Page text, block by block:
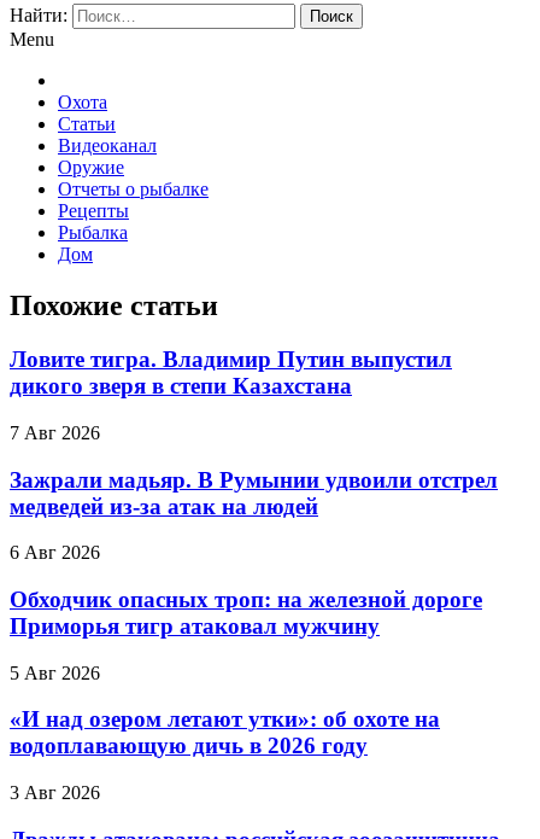
Найти:
Menu
Охота
Статьи
Видеоканал
Оружие
Отчеты о рыбалке
Рецепты
Рыбалка
Дом
Похожие статьи
Ловите тигра. Владимир Путин выпустил
дикого зверя в степи Казахстана
7 Авг 2026
Зажрали мадьяр. В Румынии удвоили отстрел
медведей из-за атак на людей
6 Авг 2026
Обходчик опасных троп: на железной дороге
Приморья тигр атаковал мужчину
5 Авг 2026
«И над озером летают утки»: об охоте на
водоплавающую дичь в 2026 году
3 Авг 2026